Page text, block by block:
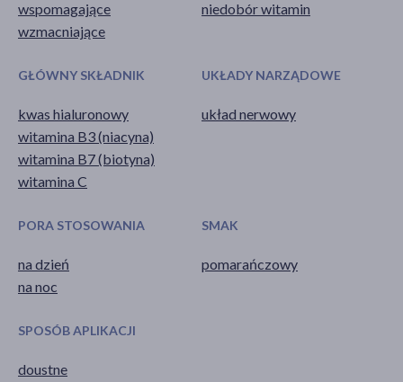
wspomagające
wzmacniające
niedobór witamin
GŁÓWNY SKŁADNIK
kwas hialuronowy
witamina B3 (niacyna)
witamina B7 (biotyna)
witamina C
UKŁADY NARZĄDOWE
układ nerwowy
PORA STOSOWANIA
na dzień
na noc
SMAK
pomarańczowy
SPOSÓB APLIKACJI
doustne